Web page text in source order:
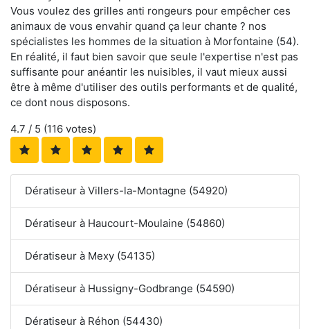
Vous voulez des grilles anti rongeurs pour empêcher ces
animaux de vous envahir quand ça leur chante ? nos
spécialistes les hommes de la situation à Morfontaine (54).
En réalité, il faut bien savoir que seule l'expertise n'est pas
suffisante pour anéantir les nuisibles, il vaut mieux aussi
être à même d'utiliser des outils performants et de qualité,
ce dont nous disposons.
4.7 / 5 (116 votes)
Dératiseur à Villers-la-Montagne (54920)
Dératiseur à Haucourt-Moulaine (54860)
Dératiseur à Mexy (54135)
Dératiseur à Hussigny-Godbrange (54590)
Dératiseur à Réhon (54430)